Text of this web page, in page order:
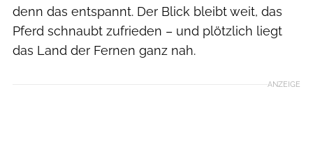
denn das entspannt. Der Blick bleibt weit, das
Pferd schnaubt zufrieden – und plötzlich liegt
das Land der Fernen ganz nah.
ANZEIGE